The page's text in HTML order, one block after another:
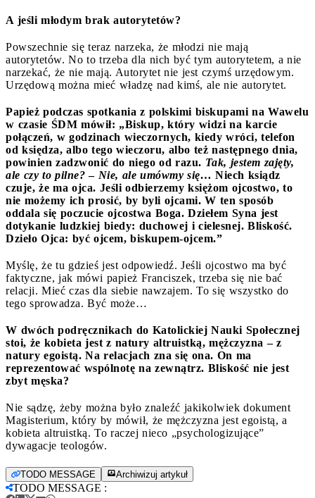
A jeśli młodym brak autorytetów?
Powszechnie się teraz narzeka, że młodzi nie mają
autorytetów. No to trzeba dla nich być tym autorytetem, a nie
narzekać, że nie mają. Autorytet nie jest czymś urzędowym.
Urzędową można mieć władzę nad kimś, ale nie autorytet.
Papież podczas spotkania z polskimi biskupami na Wawelu
w czasie ŚDM mówił: „Biskup, który widzi na karcie
połączeń, w godzinach wieczornych, kiedy wróci, telefon
od księdza, albo tego wieczoru, albo też następnego dnia,
powinien zadzwonić do niego od razu. Tak, jestem zajęty,
ale czy to pilne? – Nie, ale umówmy się… Niech ksiądz
czuje, że ma ojca. Jeśli odbierzemy księżom ojcostwo, to
nie możemy ich prosić, by byli ojcami. W ten sposób
oddala się poczucie ojcostwa Boga. Dziełem Syna jest
dotykanie ludzkiej biedy: duchowej i cielesnej. Bliskość.
Dzieło Ojca: być ojcem, biskupem-ojcem.”
Myślę, że tu gdzieś jest odpowiedź. Jeśli ojcostwo ma być
faktyczne, jak mówi papież Franciszek, trzeba się nie bać
relacji. Mieć czas dla siebie nawzajem. To się wszystko do
tego sprowadza. Być może…
W dwóch podręcznikach do Katolickiej Nauki Społecznej
stoi, że kobieta jest z natury altruistką, mężczyzna – z
natury egoistą. Na relacjach zna się ona. On ma
reprezentować wspólnotę na zewnątrz. Bliskość nie jest
zbyt męska?
Nie sądzę, żeby można było znaleźć jakikolwiek dokument
Magisterium, który by mówił, że mężczyzna jest egoistą, a
kobieta altruistką. To raczej nieco „psychologizujące”
dywagacje teologów.
TODO MESSAGE Archiwizuj artykuł
TODO MESSAGE :